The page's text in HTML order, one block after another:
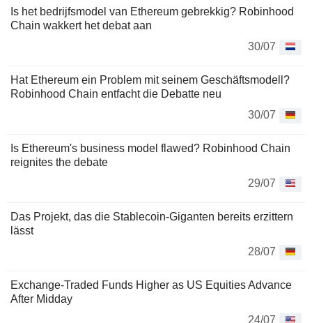
Is het bedrijfsmodel van Ethereum gebrekkig? Robinhood
Chain wakkert het debat aan
30/07
Hat Ethereum ein Problem mit seinem Geschäftsmodell?
Robinhood Chain entfacht die Debatte neu
30/07
Is Ethereum's business model flawed? Robinhood Chain
reignites the debate
29/07
Das Projekt, das die Stablecoin-Giganten bereits erzittern
lässt
28/07
Exchange-Traded Funds Higher as US Equities Advance
After Midday
24/07